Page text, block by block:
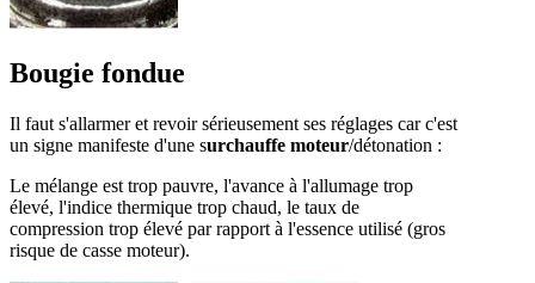
Bougie fondue
Il faut s'allarmer et revoir sérieusement ses réglages car c'est
un signe manifeste d'une surchauffe moteur/détonation :
Le mélange est trop pauvre, l'avance à l'allumage trop
élevé, l'indice thermique trop chaud, le taux de
compression trop élevé par rapport à l'essence utilisé (gros
risque de casse moteur).